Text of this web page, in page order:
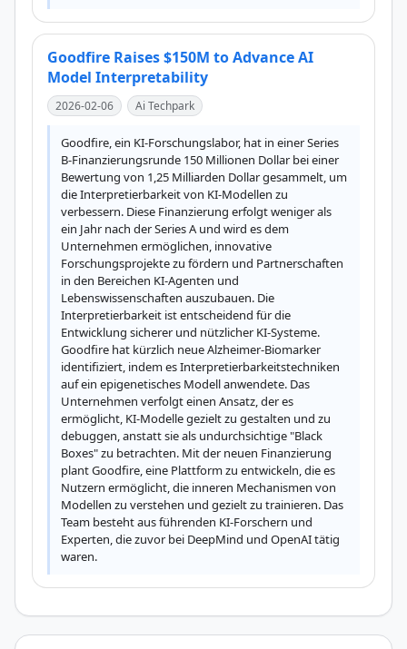
Goodfire Raises $150M to Advance AI
Model Interpretability
2026-02-06 Ai Techpark
Goodfire, ein KI-Forschungslabor, hat in einer Series
B-Finanzierungsrunde 150 Millionen Dollar bei einer
Bewertung von 1,25 Milliarden Dollar gesammelt, um
die Interpretierbarkeit von KI-Modellen zu
verbessern. Diese Finanzierung erfolgt weniger als
ein Jahr nach der Series A und wird es dem
Unternehmen ermöglichen, innovative
Forschungsprojekte zu fördern und Partnerschaften
in den Bereichen KI-Agenten und
Lebenswissenschaften auszubauen. Die
Interpretierbarkeit ist entscheidend für die
Entwicklung sicherer und nützlicher KI-Systeme.
Goodfire hat kürzlich neue Alzheimer-Biomarker
identifiziert, indem es Interpretierbarkeitstechniken
auf ein epigenetisches Modell anwendete. Das
Unternehmen verfolgt einen Ansatz, der es
ermöglicht, KI-Modelle gezielt zu gestalten und zu
debuggen, anstatt sie als undurchsichtige "Black
Boxes" zu betrachten. Mit der neuen Finanzierung
plant Goodfire, eine Plattform zu entwickeln, die es
Nutzern ermöglicht, die inneren Mechanismen von
Modellen zu verstehen und gezielt zu trainieren. Das
Team besteht aus führenden KI-Forschern und
Experten, die zuvor bei DeepMind und OpenAI tätig
waren.